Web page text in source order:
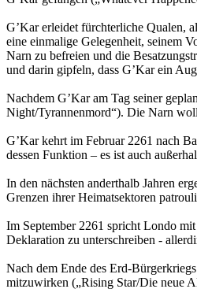
G’Kar erleidet fürchterliche Qualen,
eine einmalige Gelegenheit, seinem
Narn zu befreien und die
und darin gipfeln, dass G’Kar ein
Nachdem G’Kar am Tag seiner
Night/Tyrannenmord“). Die Narn
G’Kar kehrt im Februar 2261 nach
dessen Funktion – es ist auch
In den nächsten anderthalb Jahren
Grenzen ihrer Heimatsektoren
Im September 2261 spricht Londo
Deklaration zu unterschreiben -
Nach dem Ende des Erd-
mitzuwirken („Rising Star/Die neue